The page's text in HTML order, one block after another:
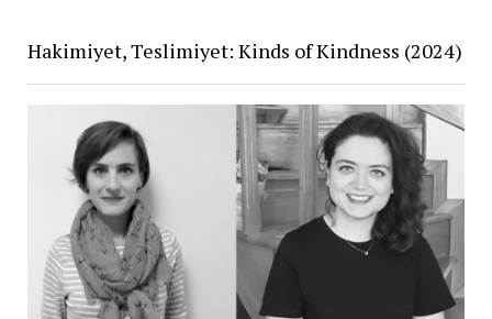
Hakimiyet, Teslimiyet: Kinds of Kindness (2024)